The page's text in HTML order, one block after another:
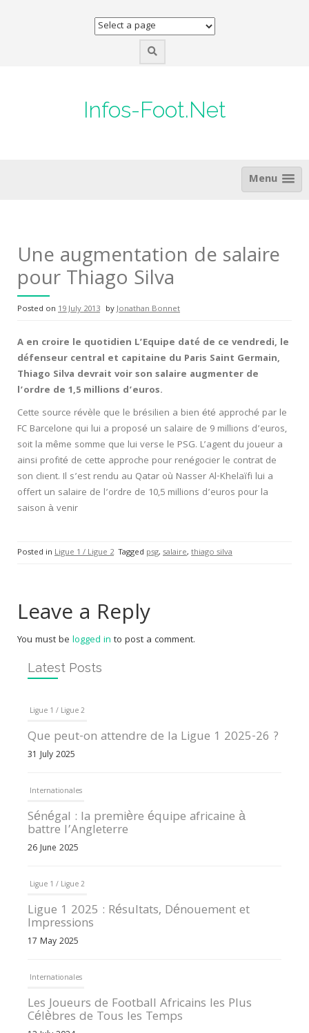
Infos-Foot.Net
Menu
Une augmentation de salaire
pour Thiago Silva
Posted on 19 July 2013 byJonathan Bonnet
A en croire le quotidien L’Equipe daté de ce vendredi, le
défenseur central et capitaine du Paris Saint Germain,
Thiago Silva devrait voir son salaire augmenter de
l’ordre de 1,5 millions d’euros.
Cette source révèle que le brésilien a bien été approché par le
FC Barcelone qui lui a proposé un salaire de 9 millions d’euros,
soit la même somme que lui verse le PSG. L’agent du joueur a
ainsi profité de cette approche pour renégocier le contrat de
son client. Il s’est rendu au Qatar où Nasser Al-Khelaïfi lui a
offert un salaire de l’ordre de 10,5 millions d’euros pour la
saison à venir
Posted in Ligue 1 / Ligue 2 Tagged psg, salaire, thiago silva
Leave a Reply
You must be logged in to post a comment.
Latest Posts
Ligue 1 / Ligue 2
Que peut-on attendre de la Ligue 1 2025-26 ?
31 July 2025
Internationales
Sénégal : la première équipe africaine à
battre l’Angleterre
26 June 2025
Ligue 1 / Ligue 2
Ligue 1 2025 : Résultats, Dénouement et
Impressions
17 May 2025
Internationales
Les Joueurs de Football Africains les Plus
Célèbres de Tous les Temps